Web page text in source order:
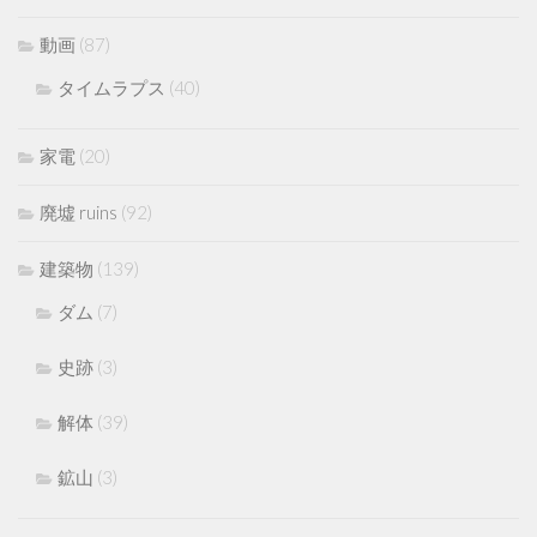
動画 (87)
タイムラプス (40)
家電 (20)
廃墟 ruins (92)
建築物 (139)
ダム (7)
史跡 (3)
解体 (39)
鉱山 (3)